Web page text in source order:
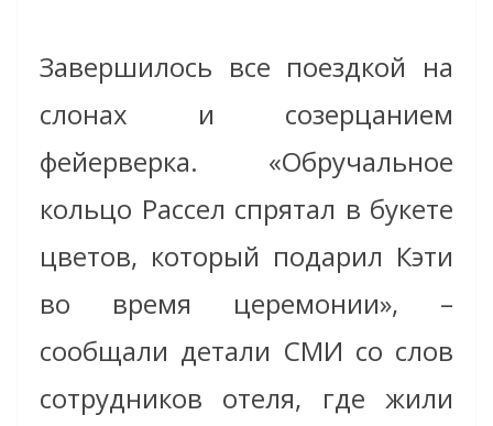
Завершилось все поездкой на
слонах и созерцанием
фейерверка. «Обручальное
кольцо Рассел спрятал в букете
цветов, который подарил Кэти
во время церемонии», –
сообщали детали СМИ со слов
сотрудников отеля, где жили